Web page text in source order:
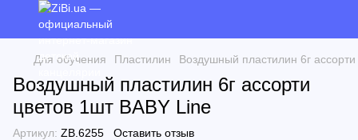
Для обучения Пластилин Воздушный пластилин 6г
Воздушный пластилин 6г ассорти
цветов 1шт BABY Line
Артикул: ZB.6255 Оставить отзыв